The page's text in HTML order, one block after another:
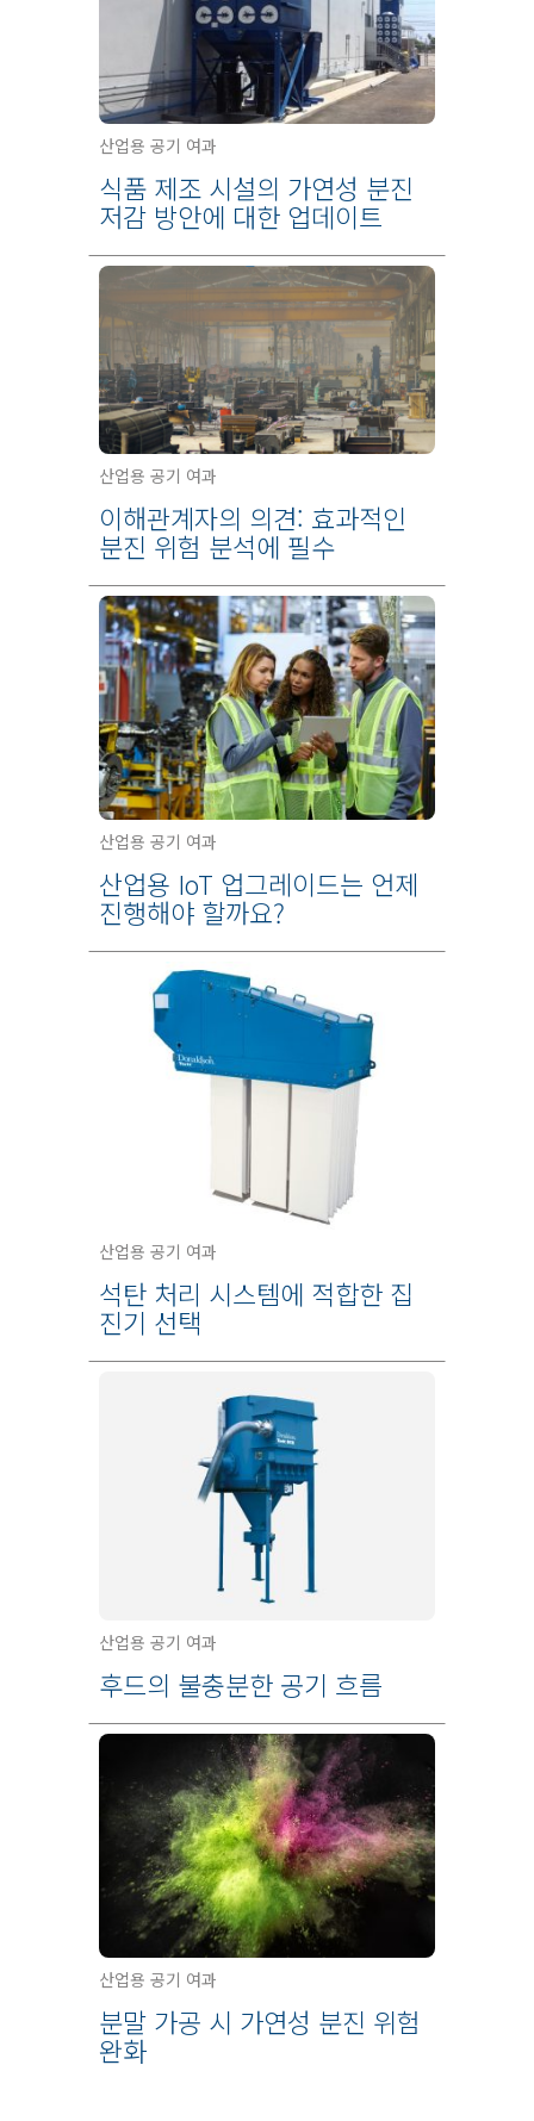
산업용 공기 여과
식품 제조 시설의 가연성 분진
저감 방안에 대한 업데이트
산업용 공기 여과
이해관계자의 의견: 효과적인
분진 위험 분석에 필수
산업용 공기 여과
산업용 IoT 업그레이드는 언제
진행해야 할까요?
산업용 공기 여과
석탄 처리 시스템에 적합한 집
진기 선택
산업용 공기 여과
후드의 불충분한 공기 흐름
산업용 공기 여과
분말 가공 시 가연성 분진 위험
완화